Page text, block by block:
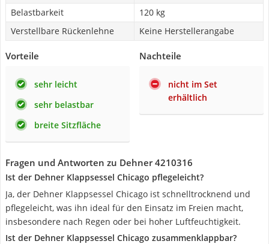
Belastbarkeit
120 kg
Verstellbare Rückenlehne
Keine Herstellerangabe
Vorteile
sehr leicht
sehr belastbar
breite Sitzfläche
Nachteile
nicht im Set
erhältlich
Fragen und Antworten zu Dehner 4210316
Ist der Dehner Klappsessel Chicago pflegeleicht?
Ja, der Dehner Klappsessel Chicago ist schnelltrocknend und
pflegeleicht, was ihn ideal für den Einsatz im Freien macht,
insbesondere nach Regen oder bei hoher Luftfeuchtigkeit.
Ist der Dehner Klappsessel Chicago zusammenklappbar?